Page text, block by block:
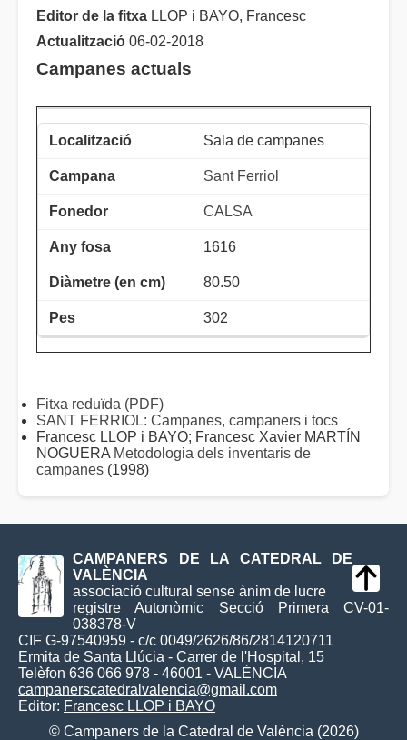
Editor de la fitxa LLOP i BAYO, Francesc
Actualització 06-02-2018
Campanes actuals
Sala de campanes
Sant Ferriol
CALSA
1616
80.50
302
Fitxa reduïda (PDF)
SANT FERRIOL: Campanes, campaners i tocs
Francesc LLOP i BAYO; Francesc Xavier MARTÍN
NOGUERA Metodologia dels inventaris de
campanes (1998)
CAMPANERS DE LA CATEDRAL DE
VALÈNCIA
associació cultural sense ànim de lucre
registre Autonòmic Secció Primera CV-01-
038378-V
CIF G-97540959 - c/c 0049/2626/86/2814120711
Ermita de Santa Llúcia - Carrer de l'Hospital, 15
Telèfon 636 066 978 - 46001 - VALÈNCIA
campanerscatedralvalencia@gmail.com
Editor: Francesc LLOP i BAYO
© Campaners de la Catedral de València (2026)